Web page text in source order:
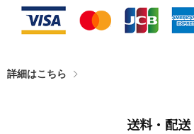
詳細はこちら
送料・配送